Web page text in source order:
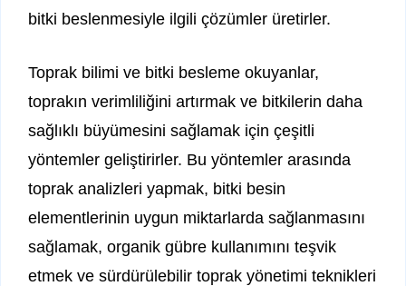
bitki beslenmesiyle ilgili çözümler üretirler.
Toprak bilimi ve bitki besleme okuyanlar,
toprakın verimliliğini artırmak ve bitkilerin daha
sağlıklı büyümesini sağlamak için çeşitli
yöntemler geliştirirler. Bu yöntemler arasında
toprak analizleri yapmak, bitki besin
elementlerinin uygun miktarlarda sağlanmasını
sağlamak, organik gübre kullanımını teşvik
etmek ve sürdürülebilir toprak yönetimi teknikleri